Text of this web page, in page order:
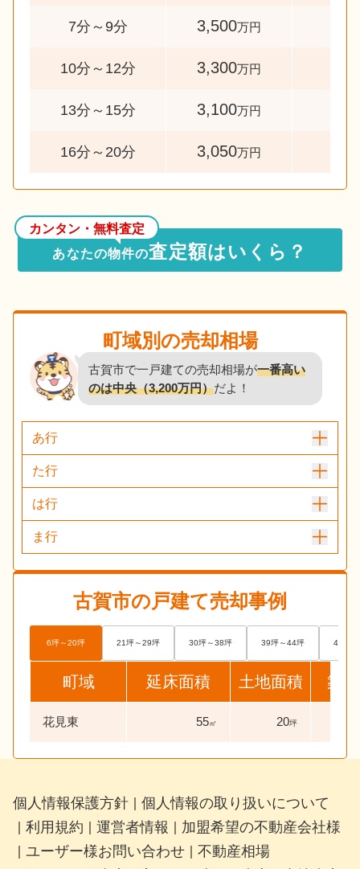
7分～9分 3,500万円
10分～12分 3,300万円
13分～15分 3,100万円
16分～20分 3,050万円
カンタン・無料査定
あなたの物件の査定額はいくら？
町域別の売却相場
古賀市で一戸建ての売却相場が一番高い
のは中央（3,200万円）だよ！
あ行
た行
は行
ま行
古賀市の戸建て売却事例
6坪～20坪 21坪～29坪 30坪～38坪 39坪～44坪 45坪
町域 延床面積 土地面積 築
花見東 55㎡ 20坪
個人情報保護方針 個人情報の取り扱いについて
利用規約 運営者情報 加盟希望の不動産会社様
ユーザー様お問い合わせ 不動産相場